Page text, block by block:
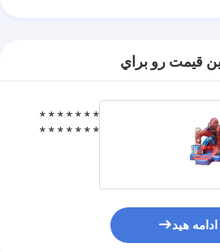
قيمت رو براي
* * * * * * *
* * * * * * *
ادامه هید